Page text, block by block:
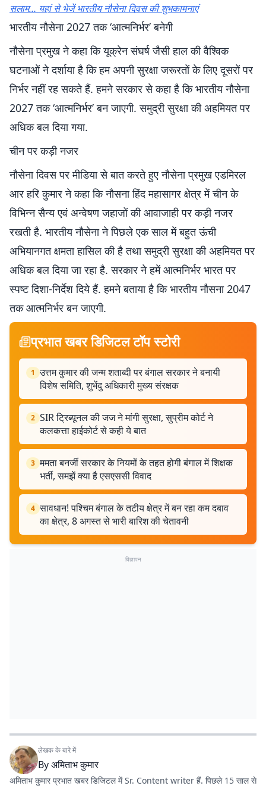
सलाम… यहां से भेजें भारतीय नौसेना दिवस की शुभकामनाएं
भारतीय नौसेना 2027 तक ‘आत्मनिर्भर’ बनेगी
नौसेना प्रमुख ने कहा कि यूक्रेन संघर्ष जैसी हाल की वैश्विक
घटनाओं ने दर्शाया है कि हम अपनी सुरक्षा जरूरतों के लिए दूसरों पर
निर्भर नहीं रह सकते हैं. हमने सरकार से कहा है कि भारतीय नौसेना
2027 तक ‘आत्मनिर्भर’ बन जाएगी. समुद्री सुरक्षा की अहमियत पर
अधिक बल दिया गया.
चीन पर कड़ी नजर
नौसेना दिवस पर मीडिया से बात करते हुए नौसेना प्रमुख एडमिरल
आर हरि कुमार ने कहा कि नौसना हिंद महासागर क्षेत्र में चीन के
विभिन्न सैन्य एवं अन्वेषण जहाजों की आवाजाही पर कड़ी नजर
रखती है. भारतीय नौसेना ने पिछले एक साल में बहुत ऊंची
अभियानगत क्षमता हासिल की है तथा समुद्री सुरक्षा की अहमियत पर
अधिक बल दिया जा रहा है. सरकार ने हमें आत्मनिर्भर भारत पर
स्पष्ट दिशा-निर्देश दिये हैं. हमने बताया है कि भारतीय नौसना 2047
तक आत्मनिर्भर बन जाएगी.
प्रभात खबर डिजिटल टॉप स्टोरी
1 उत्तम कुमार की जन्म शताब्दी पर बंगाल सरकार ने बनायी
विशेष समिति, शुभेंदु अधिकारी मुख्य संरक्षक
2 SIR ट्रिब्यूनल की जज ने मांगी सुरक्षा, सुप्रीम कोर्ट ने
कलकत्ता हाईकोर्ट से कही ये बात
3 ममता बनर्जी सरकार के नियमों के तहत होगी बंगाल में शिक्षक
भर्ती, समझें क्या है एसएससी विवाद
4 सावधान! पश्चिम बंगाल के तटीय क्षेत्र में बन रहा कम दबाव
का क्षेत्र, 8 अगस्त से भारी बारिश की चेतावनी
विज्ञापन
लेखक के बारे में
Byअमिताभ कुमार
अमिताभ कुमार प्रभात खबर डिजिटल में Sr. Content writer हैं. पिछले 15 साल से